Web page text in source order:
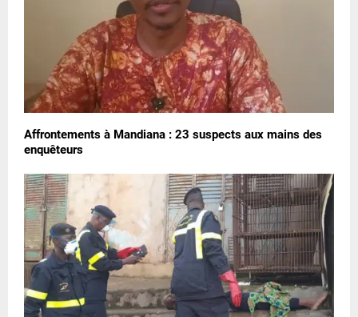
Affrontements à Mandiana : 23 suspects aux mains des
enquêteurs